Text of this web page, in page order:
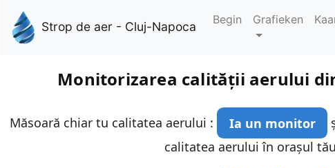
Strop de aer - Cluj-Napoca Begin Grafieken
Monitorizarea calității aerului
Măsoară chiar tu calitatea aerului : Ia un monitor
calitatea aerului în orașul